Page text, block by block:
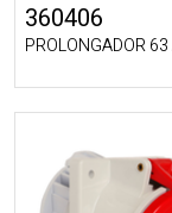
360406
PROLONGADOR